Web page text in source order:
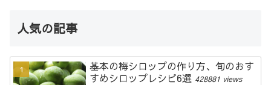
人気の記事
基本の梅シロップの作り方、旬のおす
すめシロップレシピ6選 428881 views